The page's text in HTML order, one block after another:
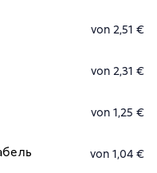
von 2,51 €
von 2,31 €
von 1,25 €
von 1,04 €